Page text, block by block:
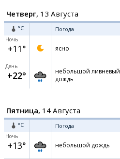
Четверг, 13 Августа
°C Погода
Ночь
+11° ясно
День
+22°
небольшой ливневый
дождь
Пятница, 14 Августа
°C Погода
Ночь
+13° небольшой дождь